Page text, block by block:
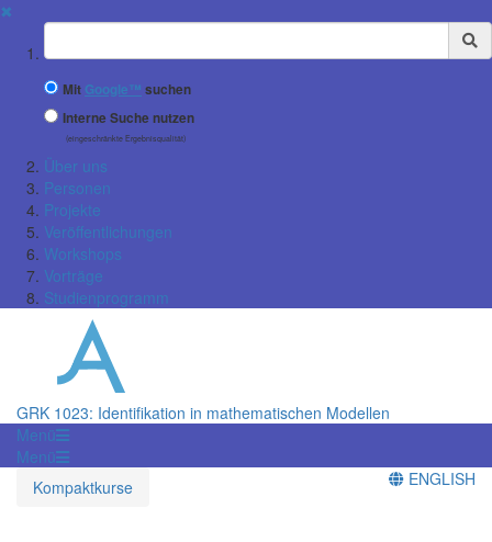
✖
Suchbegriff
Mit Google™ suchen
Interne Suche nutzen
(eingeschränkte Ergebnisqualität)
Über uns
Personen
Projekte
Veröffentlichungen
Workshops
Vorträge
Studienprogramm
GRK 1023: Identifikation in mathematischen Modellen
Menü
Menü
Kompaktkurse
ENGLISH